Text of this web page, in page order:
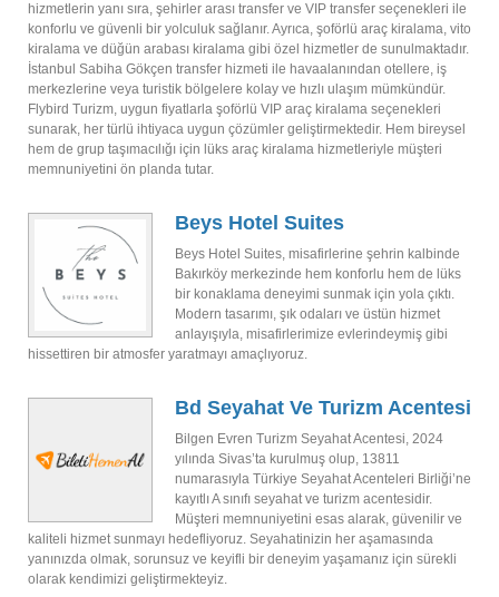
hizmetlerin yanı sıra, şehirler arası transfer ve VIP transfer seçenekleri ile
konforlu ve güvenli bir yolculuk sağlanır. Ayrıca, şoförlü araç kiralama, vito
kiralama ve düğün arabası kiralama gibi özel hizmetler de sunulmaktadır.
İstanbul Sabiha Gökçen transfer hizmeti ile havaalanından otellere, iş
merkezlerine veya turistik bölgelere kolay ve hızlı ulaşım mümkündür.
Flybird Turizm, uygun fiyatlarla şoförlü VIP araç kiralama seçenekleri
sunarak, her türlü ihtiyaca uygun çözümler geliştirmektedir. Hem bireysel
hem de grup taşımacılığı için lüks araç kiralama hizmetleriyle müşteri
memnuniyetini ön planda tutar.
Beys Hotel Suites
Beys Hotel Suites, misafirlerine şehrin kalbinde
Bakırköy merkezinde hem konforlu hem de lüks
bir konaklama deneyimi sunmak için yola çıktı.
Modern tasarımı, şık odaları ve üstün hizmet
anlayışıyla, misafirlerimize evlerindeymiş gibi
hissettiren bir atmosfer yaratmayı amaçlıyoruz.
Bd Seyahat Ve Turizm Acentesi
Bilgen Evren Turizm Seyahat Acentesi, 2024
yılında Sivas’ta kurulmuş olup, 13811
numarasıyla Türkiye Seyahat Acenteleri Birliği’ne
kayıtlı A sınıfı seyahat ve turizm acentesidir.
Müşteri memnuniyetini esas alarak, güvenilir ve
kaliteli hizmet sunmayı hedefliyoruz. Seyahatinizin her aşamasında
yanınızda olmak, sorunsuz ve keyifli bir deneyim yaşamanız için sürekli
olarak kendimizi geliştirmekteyiz.